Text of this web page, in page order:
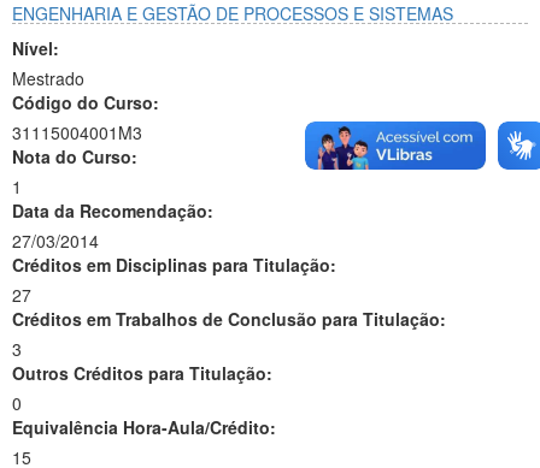
ENGENHARIA E GESTÃO DE PROCESSOS E SISTEMAS
Nível:
Mestrado
Código do Curso:
31115004001M3
Nota do Curso:
1
Data da Recomendação:
27/03/2014
Créditos em Disciplinas para Titulação:
27
Créditos em Trabalhos de Conclusão para Titulação:
3
Outros Créditos para Titulação:
0
Equivalência Hora-Aula/Crédito:
15